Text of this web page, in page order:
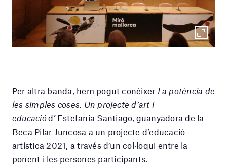
Per altra banda, hem pogut conèixer La potència de
les simples coses. Un projecte d’art i
educaciód’ Estefanía Santiago, guanyadora de la
Beca Pilar Juncosa a un projecte d’educació
artística 2021, a través d’un col·loqui entre la
ponent i les persones participants.